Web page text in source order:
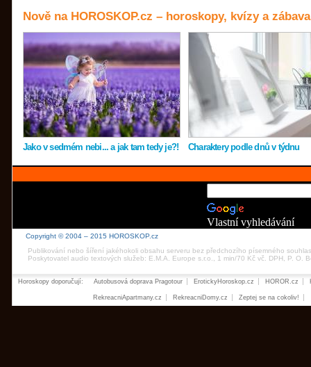
Nově na HOROSKOP.cz – horoskopy, kvízy a zábava
Jako v sedmém nebi... a jak tam tedy je?! Charaktery podle dnů v týdnu
Vlastní vyhledávání
Copyright © 2004 – 2015 HOROSKOP.cz
Publikování nebo šíření jakéhokoli obsahu serveru bez předchozího písemného
Poskytovatel audio textových služeb: E.M.A. Europe s.r.o., 1 min/70 Kč vč. DPH, P. O.
Horoskopy doporučují: Autobusová doprava Pragotour ErotickyHoroskop.cz HOROR.cz
RekreacniApartmany.cz RekreacniDomy.cz Zeptej se na cokoliv!